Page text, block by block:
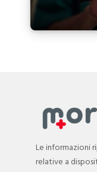
Le informazioni
relative a